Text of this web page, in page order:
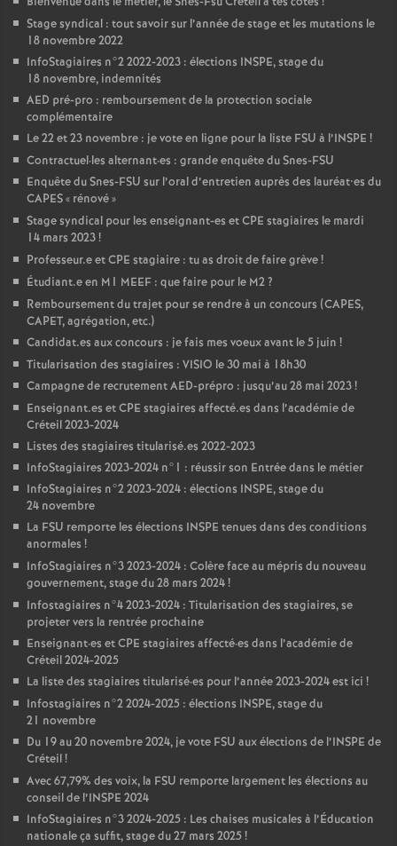
Stage syndical : tout savoir sur l’année de stage et les mutations le
18 novembre 2022
InfoStagiaires n°2 2022-2023 : élections INSPE, stage du
18 novembre, indemnités
AED pré-pro : remboursement de la protection sociale
complémentaire
Le 22 et 23 novembre : je vote en ligne pour la liste FSU à l’INSPE !
Contractuel·les alternant·es : grande enquête du Snes-FSU
Enquête du Snes-FSU sur l’oral d’entretien auprès des lauréat•es du
CAPES« rénové»
Stage syndical pour les enseignant-es etCPE stagiaires le mardi
14 mars 2023!
Professeur.e etCPE stagiaire : tu as droit de faire grève!
Étudiant.e en M1 MEEF : que faire pour le M2?
Remboursement du trajet pour se rendre à un concours (CAPES,
CAPET, agrégation, etc.)
Candidat.es aux concours : je fais mes voeux avant le 5 juin !
Titularisation des stagiaires : VISIO le 30 mai à 18h30
Campagne de recrutementAED-prépro : jusqu’au 28 mai 2023!
Enseignant.es etCPE stagiaires affecté.es dans l’académie de
Créteil 2023-2024
Listes des stagiaires titularisé.es 2022-2023
InfoStagiaires 2023-2024 n°1 : réussir son Entrée dans le métier
InfoStagiaires n°2 2023-2024 : élections INSPE, stage du
24 novembre
La FSU remporte les élections INSPE tenues dans des conditions
anormales !
InfoStagiaires n°3 2023-2024 : Colère face au mépris du nouveau
gouvernement, stage du 28 mars 2024!
Infostagiaires n°4 2023-2024 : Titularisation des stagiaires, se
projeter vers la rentrée prochaine
Enseignant·es etCPE stagiaires affecté·es dans l’académie de
Créteil 2024-2025
La liste des stagiaires titularisé·es pour l’année 2023-2024 est ici !
Infostagiaires n°2 2024-2025 : élections INSPE, stage du
21 novembre
Du 19 au 20 novembre 2024, je vote FSU aux élections de l’INSPE de
Créteil!
Avec 67,79% des voix, la FSU remporte largement les élections au
conseil de l’INSPE 2024
InfoStagiaires n°3 2024-2025 : Les chaises musicales à l’Éducation
nationale ça suffit, stage du 27 mars 2025!